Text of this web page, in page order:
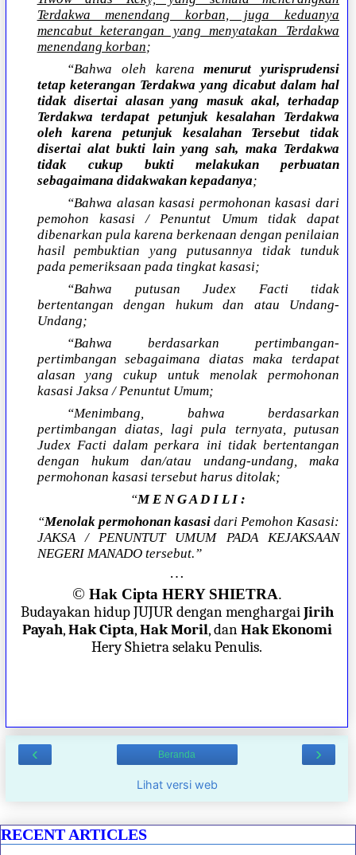
Terdakwa menendang korban, juga keduanya
mencabut keterangan yang menyatakan Terdakwa
menendang korban;
“Bahwa oleh karenamenurut yurisprudensi
tetap keterangan Terdakwa yang dicabut dalam hal
tidak disertai alasan yang masuk akal, terhadap
Terdakwa terdapat petunjuk kesalahan Terdakwa
oleh karena petunjuk kesalahan Tersebut tidak
disertai alat bukti lain yang sah, maka Terdakwa
tidak cukup bukti melakukan perbuatan
sebagaimana didakwakan kepadanya;
“Bahwa alasan kasasi permohonan kasasi dari
pemohon kasasi / Penuntut Umum tidak dapat
dibenarkan pula karena berkenaan dengan penilaian
hasil pembuktian yang putusannya tidak tunduk
pada pemeriksaan pada tingkat kasasi;
“Bahwa putusan Judex Facti tidak
bertentangan dengan hukum dan atau Undang-
Undang;
“Bahwa berdasarkan pertimbangan-
pertimbangan sebagaimana diatas maka terdapat
alasan yang cukup untuk menolak permohonan
kasasi Jaksa / Penuntut Umum;
“Menimbang, bahwa berdasarkan
pertimbangan diatas, lagi pula ternyata, putusan
Judex Facti dalam perkara ini tidak bertentangan
dengan hukum dan/atau undang-undang, maka
permohonan kasasi tersebut harus ditolak;
“M E N G A D I L I :
“Menolak permohonan kasasidari Pemohon Kasasi:
JAKSA / PENUNTUT UMUM PADA KEJAKSAAN
NEGERI MANADO tersebut.”
…
© Hak Cipta HERY SHIETRA.
Budayakan hidup JUJUR dengan menghargaiJirih
Payah,Hak Cipta,Hak Moril, danHak Ekonomi
Hery Shietra selaku Penulis.
‹ ›
Beranda
Lihat versi web
RECENT ARTICLES